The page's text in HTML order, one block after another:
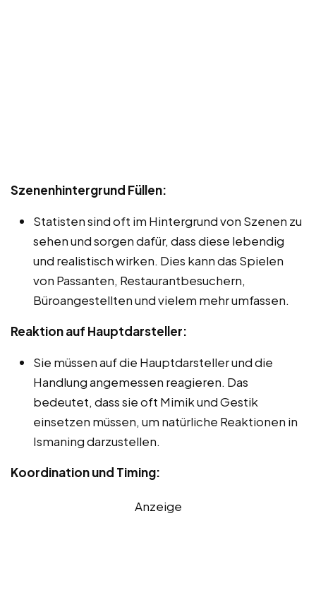
Szenenhintergrund Füllen:
Statisten sind oft im Hintergrund von Szenen zu
sehen und sorgen dafür, dass diese lebendig
und realistisch wirken. Dies kann das Spielen
von Passanten, Restaurantbesuchern,
Büroangestellten und vielem mehr umfassen.
Reaktion auf Hauptdarsteller:
Sie müssen auf die Hauptdarsteller und die
Handlung angemessen reagieren. Das
bedeutet, dass sie oft Mimik und Gestik
einsetzen müssen, um natürliche Reaktionen in
Ismaning darzustellen.
Koordination und Timing:
Anzeige